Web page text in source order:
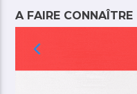
A FAIRE CONNAÎTRE